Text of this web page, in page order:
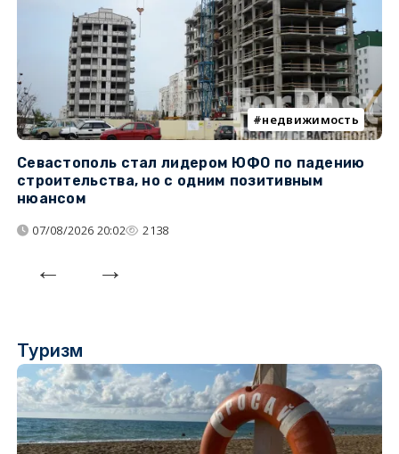
недвижимость
Севастополь стал лидером ЮФО по падению
строительства, но с одним позитивным
нюансом
07/08/2026 20:02 2138
Туризм